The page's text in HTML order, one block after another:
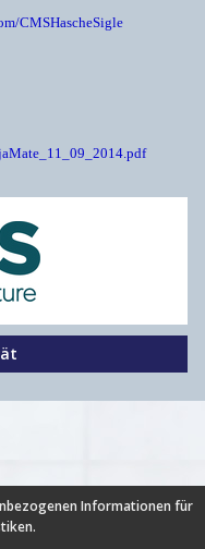
CMSHascheSigle
Informationen für
.